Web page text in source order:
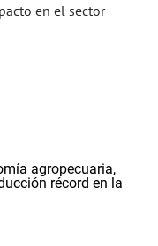
en el sector